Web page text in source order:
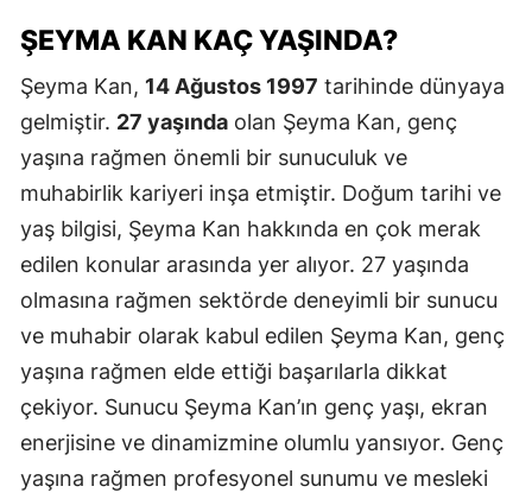
ŞEYMA KAN KAÇ YAŞINDA?
Şeyma Kan, 14 Ağustos 1997 tarihinde dünyaya
gelmiştir. 27 yaşında olan Şeyma Kan, genç
yaşına rağmen önemli bir sunuculuk ve
muhabirlik kariyeri inşa etmiştir. Doğum tarihi ve
yaş bilgisi, Şeyma Kan hakkında en çok merak
edilen konular arasında yer alıyor. 27 yaşında
olmasına rağmen sektörde deneyimli bir sunucu
ve muhabir olarak kabul edilen Şeyma Kan, genç
yaşına rağmen elde ettiği başarılarla dikkat
çekiyor. Sunucu Şeyma Kan’ın genç yaşı, ekran
enerjisine ve dinamizmine olumlu yansıyor. Genç
yaşına rağmen profesyonel sunumu ve mesleki